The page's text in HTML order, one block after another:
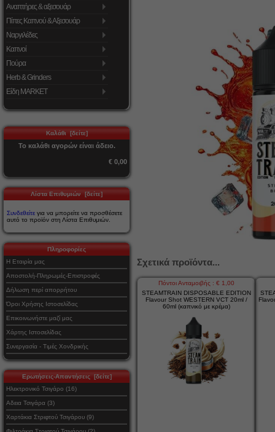
Αναπτήρες & αξεσουάρ
Πίπες Καπνού & Αξεσουάρ
Ναργιλέδες
Καπνοί
Πούρα
Herb & Grinders
Είδη MARKET
Καλάθι [δείτε]
Το καλάθι αγορών είναι άδειο.
€ 0,00
Λίστα Επιθυμιών [δείτε]
Συνδεθείτε για να μπορείτε να προσθέσετε
αυτό το προϊόν στη Λίστα Επιθυμιών.
Πληροφορίες
Η Εταιρία μας
Αποστολή-Πληρωμές-Επιστροφές
Δήλωση περί απορρήτου
Όροι Χρήσης Ιστοσελίδας
Επικοινωνήστε μαζί μας
Χάρτης Ιστοσελίδας
Συνεργασία - Τιμές Χονδρικής
Ερωτήσεις-Απαντήσεις [δείτε]
Ηλεκτρονικό Τσιγάρο (16)
Αδεια Τσιγάρα (3)
Χαρτάκια Στριφτού Τσιγάρου (9)
Σχετικά προϊόντα...
Πόντοι Ανταμοιβής : € 1,00
STEAMTRAIN DISPOSABLE EDITION
Flavour Shot WESTERN VCT 20ml /
60ml (καπνικό με κρέμα)